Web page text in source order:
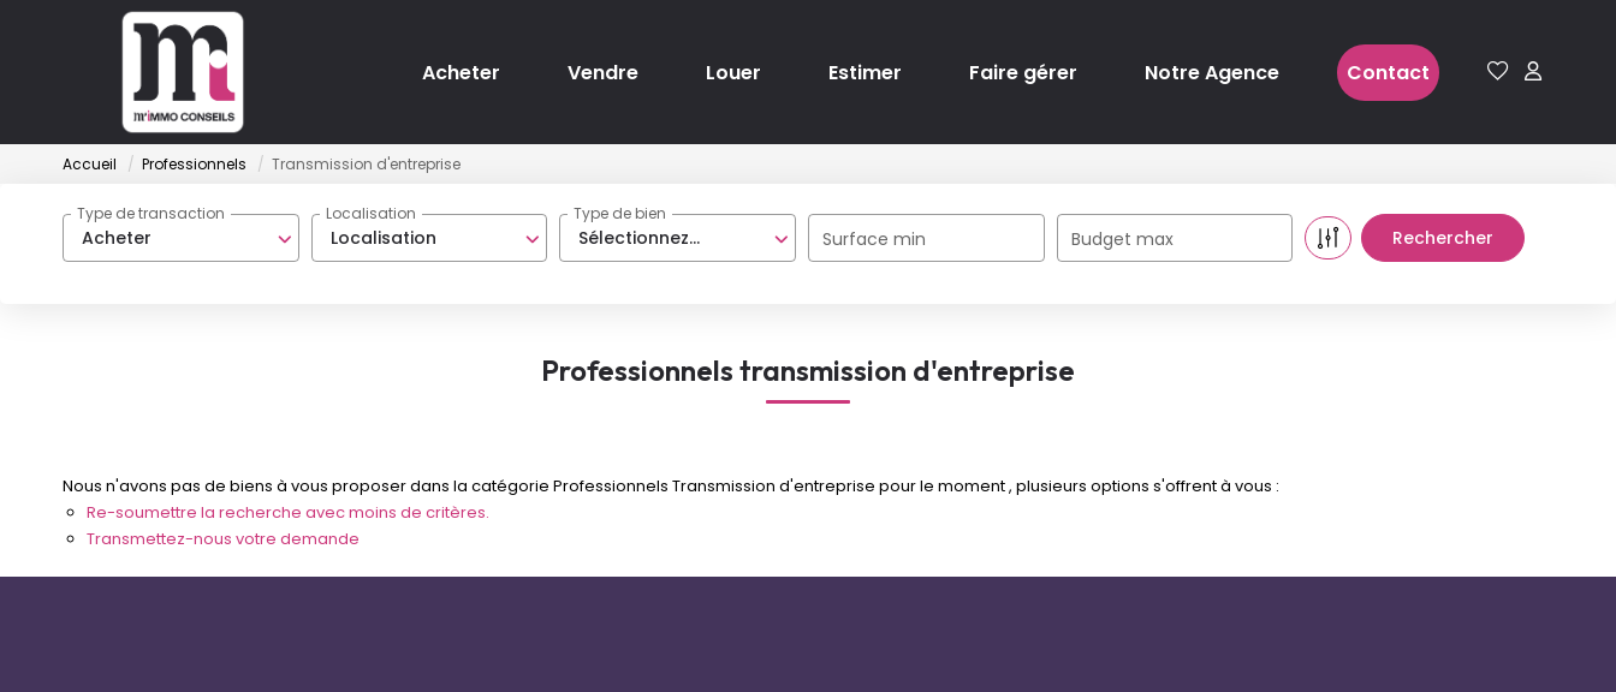
Acheter Vendre Louer Estimer Faire gérer Notre Agence Contact
Accueil Professionnels Transmission d'entreprise
Acheter
Type de transaction
Localisation
Localisation
Sélectionnez...
Type de bien
Surface min Budget max
Professionnels transmission d'entreprise
Nous n'avons pas de biens à vous proposer dans la catégorie Professionnels Transmission d'entreprise pour le moment , plusieurs options s'offrent à vous :
Re-soumettre la recherche avec moins de critères.
Transmettez-nous votre demande